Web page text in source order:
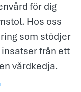
för dig
Hos oss
som stödjer
från ett
vårdkedja.